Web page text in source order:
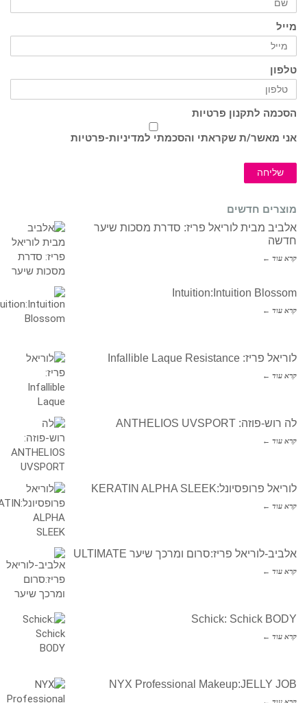
מייל
טלפון
הסכמה לתקנון פרטיות
אני מאשר/ת שקראתי והסכמתי למדיניות-פרטיות
שליחה
מוצרים חדשים
אלביב מבית לוריאל פריז: סדרת מסכות שיער
חדשה
קרא עוד ←
Intuition:Intuition Blossom
קרא עוד ←
לוריאל פריז: Infallible Laque Resistance
קרא עוד ←
לה רוש-פוזה: ANTHELIOS UVSPORT
קרא עוד ←
לוריאל פרופסיונל:KERATIN ALPHA SLEEK
קרא עוד ←
אלביב-לוריאל פריז:סרום ומרכך שיער ULTIMATE
קרא עוד ←
Schick: Schick BODY
קרא עוד ←
NYX Professional Makeup:JELLY JOB
קרא עוד ←